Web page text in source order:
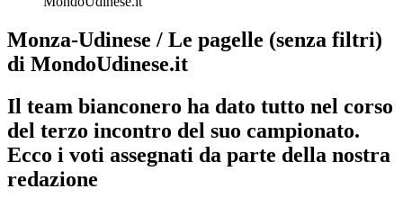
Monza-Udinese / Le pagelle (senza filtri)
di MondoUdinese.it
Il team bianconero ha dato tutto nel corso
del terzo incontro del suo campionato.
Ecco i voti assegnati da parte della nostra
redazione